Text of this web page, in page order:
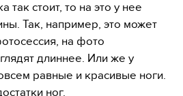
стоит, то на это у нее
Так, например, это может
на фото
длиннее. Или же у
равные и красивые ноги.
ног.